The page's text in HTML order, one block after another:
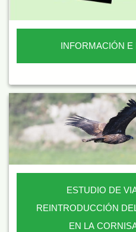
INFORMACIÓN
ESTUDIO DE
REINTRODUCCIÓN
EN LA